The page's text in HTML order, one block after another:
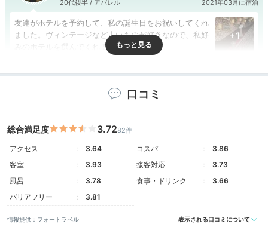
20代後半 / アパレル 2021年03月に宿泊
友達がホテルを予約して、私の誕生日をお祝いしてくれ
ました。ヴィンテージなど古いものが好きなので、私好
みのホテルを選んでくれて嬉しかったです。
+1
15:30
クラシカルなお部屋で
お喋りを楽しんで
口コミ
総合満足度 3.7282件
アクセス 3.64 コスパ
3.86
客室
3.93 接客対応
3.73
風呂
3.78 食事・ドリンク
3.66
バリアフリー
3.81
情報提供：フォートラベル 表示される口コミについて